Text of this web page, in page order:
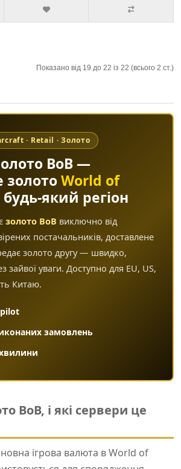
Показано від 19 до 22 із 22 (всього 2 ст.)
· Retail · Золото
ВоВ —
золотоWorld of
будь-який регіон
золото ВоВ виключно від
постачальників, доставлене
золото другу — швидко,
зайвої уваги. Доступно для EU, US,
Китаю.
замовлень
ВоВ, і які сервери це
ігрова валюта в World of